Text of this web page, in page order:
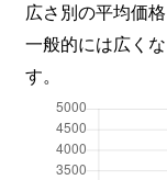
広さ別の平均価
一般的には広く
す。